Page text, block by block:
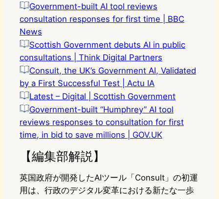
Government-built AI tool reviews
consultation responses for first time | BBC
News
Scottish Government debuts AI in public
consultations | Think Digital Partners
Consult, the UK’s Government AI, Validated
by a First Successful Test | Actu IA
Latest – Digital | Scottish Government
Government-built “Humphrey” AI tool
reviews responses to consultation for first
time, in bid to save millions | GOV.UK
【編集部解説】
英国政府が開発したAIツール「Consult」の初運
用は、行政のデジタル変革における新たな一歩